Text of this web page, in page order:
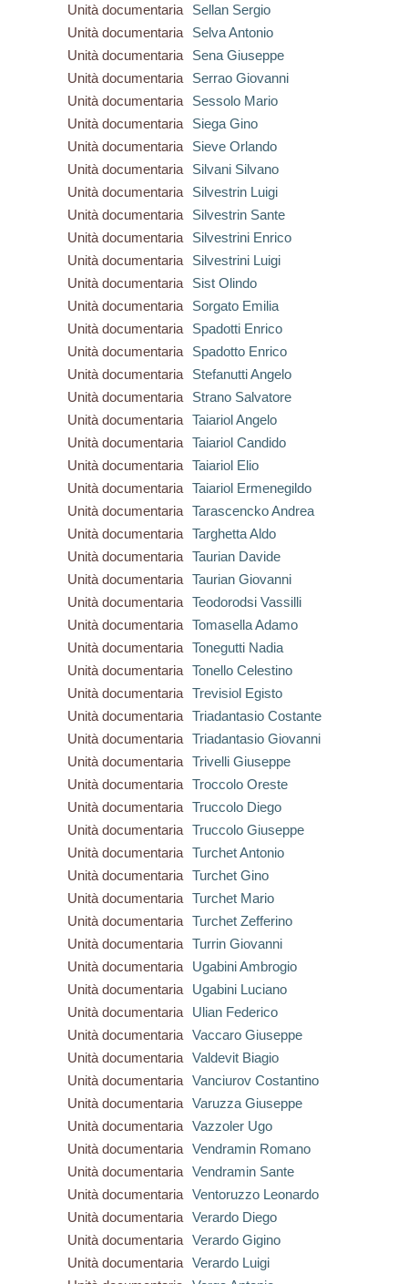
Unità documentaria
Sellan Sergio
Unità documentaria
Selva Antonio
Unità documentaria
Sena Giuseppe
Unità documentaria
Serrao Giovanni
Unità documentaria
Sessolo Mario
Unità documentaria
Siega Gino
Unità documentaria
Sieve Orlando
Unità documentaria
Silvani Silvano
Unità documentaria
Silvestrin Luigi
Unità documentaria
Silvestrin Sante
Unità documentaria
Silvestrini Enrico
Unità documentaria
Silvestrini Luigi
Unità documentaria
Sist Olindo
Unità documentaria
Sorgato Emilia
Unità documentaria
Spadotti Enrico
Unità documentaria
Spadotto Enrico
Unità documentaria
Stefanutti Angelo
Unità documentaria
Strano Salvatore
Unità documentaria
Taiariol Angelo
Unità documentaria
Taiariol Candido
Unità documentaria
Taiariol Elio
Unità documentaria
Taiariol Ermenegildo
Unità documentaria
Tarascencko Andrea
Unità documentaria
Targhetta Aldo
Unità documentaria
Taurian Davide
Unità documentaria
Taurian Giovanni
Unità documentaria
Teodorodsi Vassilli
Unità documentaria
Tomasella Adamo
Unità documentaria
Tonegutti Nadia
Unità documentaria
Tonello Celestino
Unità documentaria
Trevisiol Egisto
Unità documentaria
Triadantasio Costante
Unità documentaria
Triadantasio Giovanni
Unità documentaria
Trivelli Giuseppe
Unità documentaria
Troccolo Oreste
Unità documentaria
Truccolo Diego
Unità documentaria
Truccolo Giuseppe
Unità documentaria
Turchet Antonio
Unità documentaria
Turchet Gino
Unità documentaria
Turchet Mario
Unità documentaria
Turchet Zefferino
Unità documentaria
Turrin Giovanni
Unità documentaria
Ugabini Ambrogio
Unità documentaria
Ugabini Luciano
Unità documentaria
Ulian Federico
Unità documentaria
Vaccaro Giuseppe
Unità documentaria
Valdevit Biagio
Unità documentaria
Vanciurov Costantino
Unità documentaria
Varuzza Giuseppe
Unità documentaria
Vazzoler Ugo
Unità documentaria
Vendramin Romano
Unità documentaria
Vendramin Sante
Unità documentaria
Ventoruzzo Leonardo
Unità documentaria
Verardo Diego
Unità documentaria
Verardo Gigino
Unità documentaria
Verardo Luigi